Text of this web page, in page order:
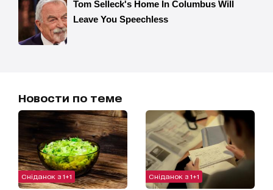
Новости по теме
Сніданок з 1+1 Сніданок з 1+1